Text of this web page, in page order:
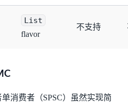
List
flavor
不支持
消费者（SPSC）虽然实现简